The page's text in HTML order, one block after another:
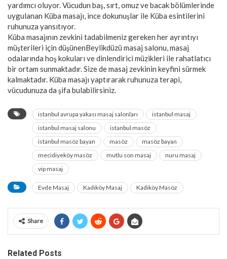
yardımcı oluyor. Vücudun baş, sırt, omuz ve bacak bölümlerinde
uygulanan Küba masajı, ince dokunuşlar ile Küba esintilerini
ruhunuza yansıtıyor.
Küba masajının zevkini tadabilmeniz gereken her ayrıntıyı
müşterileri için düşünenBeylikdüzü masaj salonu, masaj
odalarında hoş kokuları ve dinlendirici müzikleri ile rahatlatıcı
bir ortam sunmaktadır. Size de masaj zevkinin keyfini sürmek
kalmaktadır. Küba masajı yaptırarak ruhunuza terapi,
vücudunuza da şifa bulabilirsiniz.
istanbul avrupa yakası masaj salonları
istanbul masaj
istanbul masaj salonu
istanbul masöz
istanbul masöz bayan
masöz
masöz bayan
mecidiyeköy masöz
mutlu son masaj
nuru masaj
vip masaj
Evde Masaj Kadıköy Masaj Kadıköy Masöz
Share
Related Posts